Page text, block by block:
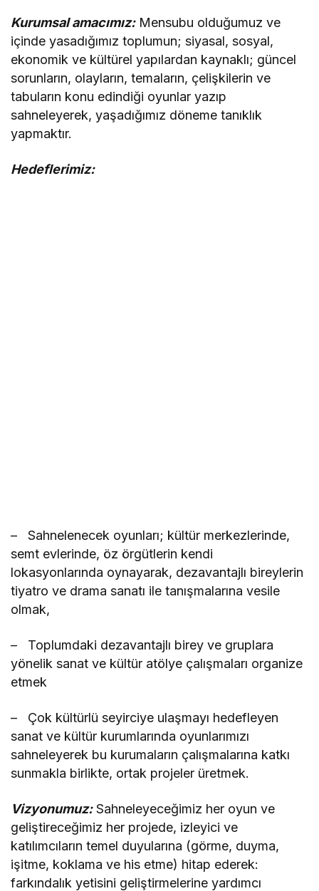
Kurumsal amacımız: Mensubu olduğumuz ve
içinde yasadığımız toplumun; siyasal,sosyal,
ekonomik ve kültürel yapılardan kaynaklı; güncel
sorunların, olayların, temaların, çelişkilerin ve
tabuların konu edindiği oyunlar yazıp
sahneleyerek, yaşadığımız döneme tanıklık
yapmaktır.
Hedeflerimiz:
– Sahnelenecek oyunları; kültür merkezlerinde,
semt evlerinde, öz örgütlerin kendi
lokasyonlarında oynayarak, dezavantajlı bireylerin
tiyatro ve drama sanatı ile tanışmalarına vesile
olmak,
– Toplumdaki dezavantajlı birey ve gruplara
yönelik sanat ve kültür atölye çalışmaları organize
etmek
– Çok kültürlü seyirciye ulaşmayı hedefleyen
sanat ve kültür kurumlarında oyunlarımızı
sahneleyerek bu kurumaların çalışmalarına katkı
sunmakla birlikte, ortak projeler üretmek.
Vizyonumuz: Sahneleyeceğimiz her oyun ve
geliştireceğimiz her projede, izleyici ve
katılımcıların temel duyularına (görme, duyma,
işitme, koklama ve his etme) hitap ederek:
farkındalık yetisini geliştirmelerine yardımcı